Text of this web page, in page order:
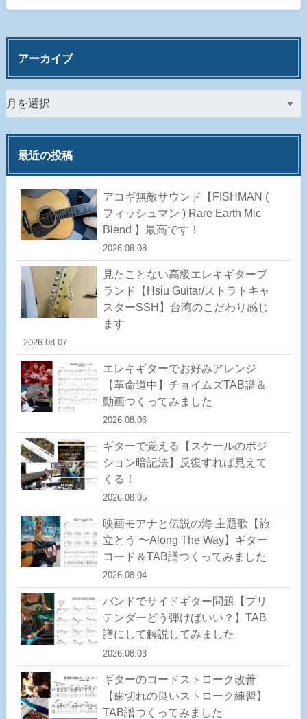
アーカイブ
最近の投稿
アコギ無敵サウンド【FISHMAN (
フィッシュマン ) Rare Earth Mic
Blend 】最高です！
2026.08.08
見たことない高級エレキギターブ
ランド【Hsiu Guitar/ストラトキャ
スターSSH】台湾のこだわり感じ
ます
2026.08.07
エレキギターでお好みアレンジ
【革命道中】チョイムズTAB譜＆
動画つくってみました
2026.08.06
ギターで覚える【スケールのポジ
ション暗記法】反復すれば見えて
くる！
2026.08.05
映画モアナと伝説の海 主題歌【旅
立とう 〜Along The Way】ギター
コード＆TAB譜つくってみました
2026.08.04
バンドでサイドギター問題【プリ
テンダーどう弾けばいい？】TAB
譜にして解説してみました
2026.08.03
ギターのコードストローク改善
【歯切れの良いストローク練習】
TAB譜つくってみました